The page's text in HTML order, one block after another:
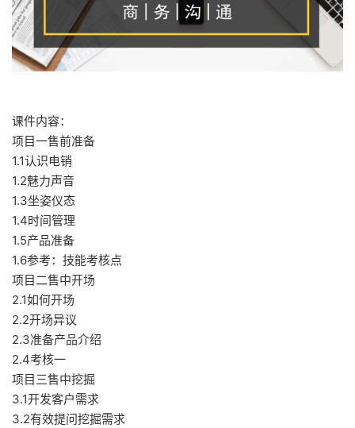
课件内容：
项目一售前准备
1.1认识电销
1.2魅力声音
1.3坐姿仪态
1.4时间管理
1.5产品准备
1.6参考：技能考核点
项目二售中开场
2.1如何开场
2.2开场异议
2.3准备产品介绍
2.4考核一
项目三售中挖掘
3.1开发客户需求
3.2有效提问挖掘需求